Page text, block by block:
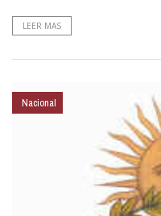
LEER MAS
Nacional